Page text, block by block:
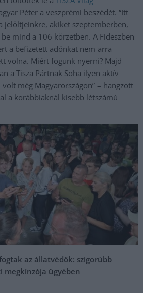
Péter a veszprémi beszédét. “Itt
jelöltjeinkre, akiket szeptemberben,
mind a 106 körzetben. A Fideszben
a befizetett adónkat nem arra
volna. Miért fogunk nyerni? Majd
a Tisza Pártnak Soha ilyen aktív
még Magyarországon” – hangzott
a korábbiaknál kisebb létszámú
az állatvédők: szigorúbb
megkínzója ügyében